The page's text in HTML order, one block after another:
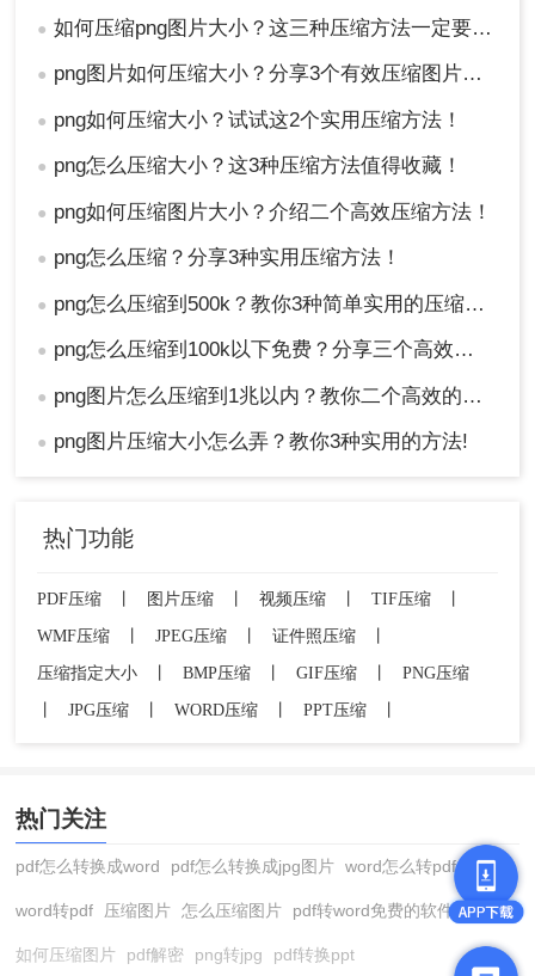
2、在弹出的WEB格式转换框里面，选择
【png】-【低】，然后点【确定】，选择保存
路径输出即可。
注意：压缩后的图片质量可能会受到一定影响，建
以上就是如何压缩png图片大小 的方法介绍了，您
可以轻松减小PNG图片的文件大小。在选择压缩方
法时，请根据自己的需求和实际情况进行选择。如
果需要高效处理大量图片且对图像质量有较高要
求，建议使用专业图片压缩软件或图像编辑软件；
如果追求简便快捷且只需处理少量图片，可以选择
使用在线图片压缩工具。无论选择哪种方法，都请
● 如何压缩png图片大小？这三种压缩方法一定要学会!！
● png图片如何压缩大小？分享3个有效压缩图片的方法，操作简单无门槛
● png如何压缩大小？试试这2个实用压缩方法！
● png怎么压缩大小？这3种压缩方法值得收藏！
● png如何压缩图片大小？介绍二个高效压缩方法！
● png怎么压缩？分享3种实用压缩方法！
● png怎么压缩到500k？教你3种简单实用的压缩方法！
● png怎么压缩到100k以下免费？分享三个高效压缩方法！
● png图片怎么压缩到1兆以内？教你二个高效的压缩方法！
● png图片压缩大小怎么弄？教你3种实用的方法!
热门功能
PDF压缩 图片压缩 视频压缩 TIF压缩
WMF压缩
JPEG压缩 证件照压缩
压缩指定大小
BMP压缩 GIF压缩
PNG压缩
JPG压缩 WORD压缩 PPT压缩
热门关注
pdf怎么转换成word pdf怎么转换成jpg图片 word怎么转pdf
word转pdf 压缩图片 怎么压缩图片 pdf转word免费的软件
如何压缩图片 pdf解密 png转jpg pdf转换ppt